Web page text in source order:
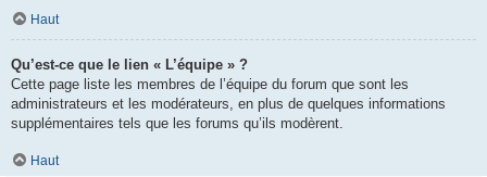
Haut
Qu’est-ce que le lien « L’équipe » ?
Cette page liste les membres de l’équipe du forum que sont les
administrateurs et les modérateurs, en plus de quelques informations
supplémentaires tels que les forums qu’ils modèrent.
Haut